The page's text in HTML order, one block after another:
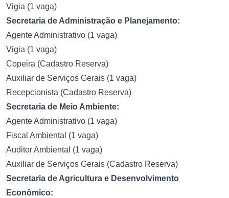
Vigia (1 vaga)
Secretaria de Administração e Planejamento:
Agente Administrativo (1 vaga)
Vigia (1 vaga)
Copeira (Cadastro Reserva)
Auxiliar de Serviços Gerais (1 vaga)
Recepcionista (Cadastro Reserva)
Secretaria de Meio Ambiente:
Agente Administrativo (1 vaga)
Fiscal Ambiental (1 vaga)
Auditor Ambiental (1 vaga)
Auxiliar de Serviços Gerais (Cadastro Reserva)
Secretaria de Agricultura e Desenvolvimento
Econômico: